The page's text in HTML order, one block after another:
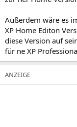
Außerdem wäre es
XP Home Editon
diese Version auf
für ne XP